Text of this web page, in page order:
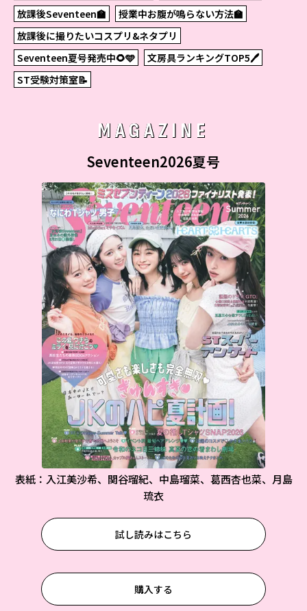
放課後Seventeen🏫
授業中お腹が鳴らない方法🏫
放課後に撮りたいコスプリ&ネタプリ
Seventeen夏号発売中🌻🩵
文房具ランキングTOP5🖊
ST受験対策室📝
MAGAZINE
Seventeen2026夏号
表紙：入江美沙希、関谷瑠紀、中島瑠菜、葛西杏也菜、月島
琉衣
試し読みはこちら
購入する